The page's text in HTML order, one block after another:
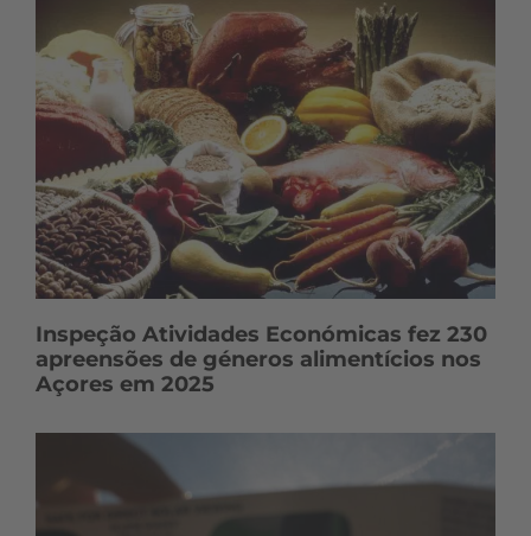
Inspeção Atividades Económicas fez 230
apreensões de géneros alimentícios nos
Açores em 2025